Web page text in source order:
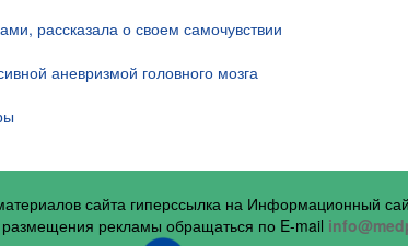
рассказала о своем самочувствии
аневризмой головного мозга
сайта гиперссылка на Информационный
рекламы обращаться по E-mail